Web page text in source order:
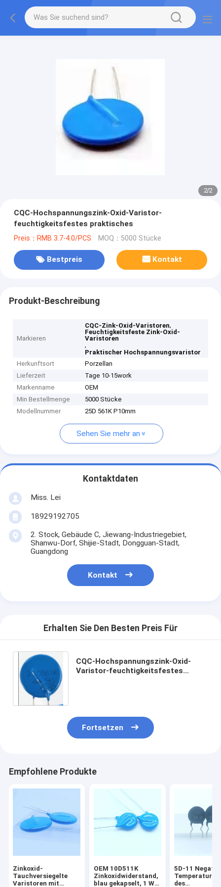
2/2
CQC-Hochspannungszink-Oxid-Varistor-
feuchtigkeitsfestes praktisches
Preis：RMB 3.7-4.0/PCS MOQ：5000 Stücke
Bestpreis Kontakt
Produkt-Beschreibung
Markieren
CQC-Zink-Oxid-Varistoren,
Feuchtigkeitsfeste Zink-Oxid-
Varistoren
,
Praktischer Hochspannungsvaristor
Herkunftsort
Porzellan
Lieferzeit
Tage 10-15work
Markenname
OEM
Min Bestellmenge
5000 Stücke
Modellnummer
25D 561K P10mm
Sehen Sie mehr an
Kontaktdaten
Miss. Lei
18929192705
2. Stock, Gebäude C, Jiewang-Industriegebiet,
Shanwu-Dorf, Shijie-Stadt, Dongguan-Stadt,
Guangdong
Kontakt
Erhalten Sie Den Besten Preis Für
CQC-Hochspannungszink-Oxid-
Varistor-feuchtigkeitsfestes
Fortsetzen
Empfohlene Produkte
Zinkoxid-
Tauchversiegelte
Varistoren mit
OEM 10D511K
Zinkoxidwiderstand,
blau gekapselt, 1 W
5D-11
des